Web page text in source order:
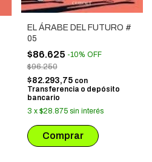
EL ÁRABE DEL FUTURO #
05
$86.625 -10% OFF
$96.250
$82.293,75 con
Transferencia o depósito
bancario
3 x $28.875 sin interés